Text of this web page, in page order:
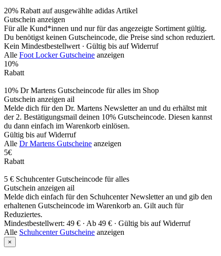
20% Rabatt auf ausgewählte adidas Artikel
Gutschein anzeigen
Für alle Kund*innen und nur für das angezeigte Sortiment gültig.
Du benötigst keinen Gutscheincode, die Preise sind schon reduziert.
Kein Mindestbestellwert · Gültig bis auf Widerruf
Alle Foot Locker Gutscheine anzeigen
10%
Rabatt
10% Dr Martens Gutscheincode für alles im Shop
Gutschein anzeigen ail
Melde dich für den Dr. Martens Newsletter an und du erhältst mit
der 2. Bestätigungsmail deinen 10% Gutscheincode. Diesen kannst
du dann einfach im Warenkorb einlösen.
Gültig bis auf Widerruf
Alle Dr Martens Gutscheine anzeigen
5€
Rabatt
5 € Schuhcenter Gutscheincode für alles
Gutschein anzeigen ail
Melde dich einfach für den Schuhcenter Newsletter an und gib den
erhaltenen Gutscheincode im Warenkorb an. Gilt auch für
Reduziertes.
Mindestbestellwert: 49 € · Ab 49 € · Gültig bis auf Widerruf
Alle Schuhcenter Gutscheine anzeigen
×